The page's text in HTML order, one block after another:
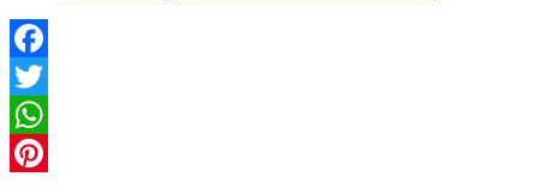
Facebook
Twitter
WhatsApp